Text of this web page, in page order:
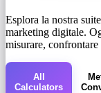
Esplora la nostra
marketing digitale.
misurare,
All
Calculators